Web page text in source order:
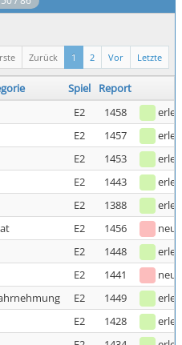
Letzte
Vor
2
1
Zurück
Spiel
Report
E2 1458
E2 1457
E2 1453
E2 1443
E2 1388
E2 1456
neu
E2 1448
E2 1441
neu
E2 1449
E2 1428